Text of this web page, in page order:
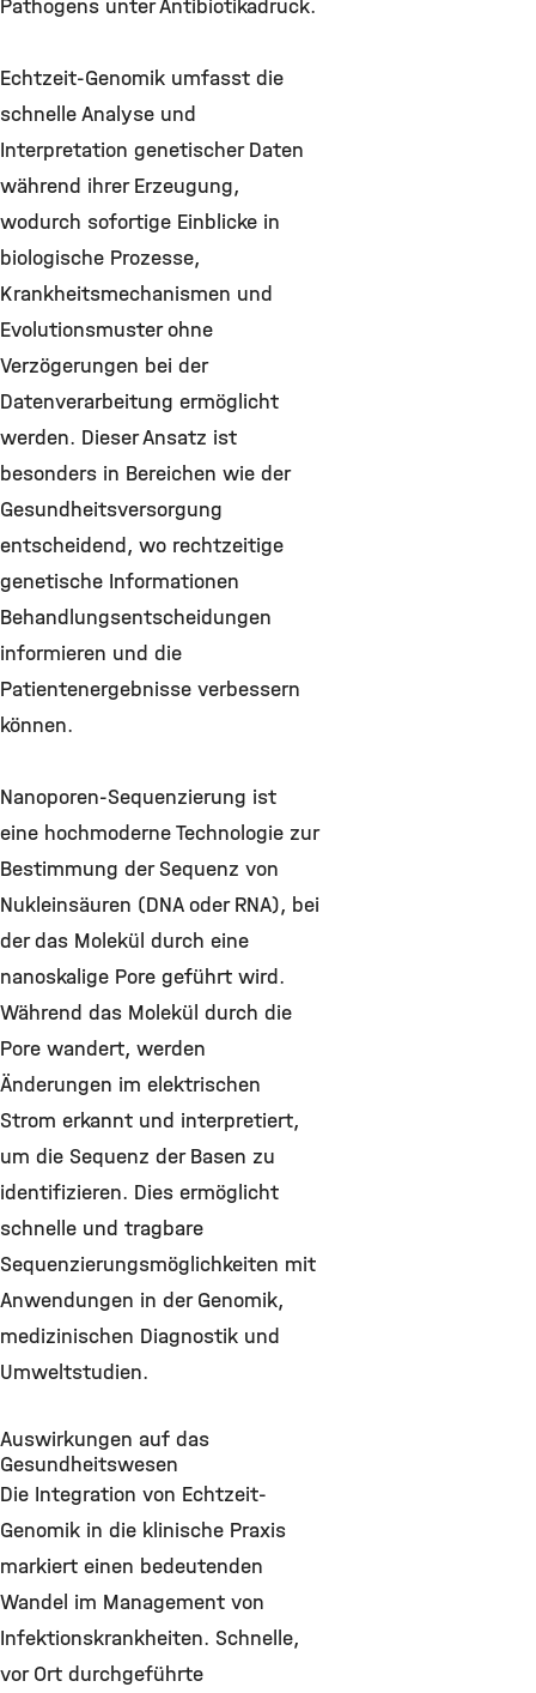
Pathogens unter Antibiotikadruck.
Echtzeit-Genomik umfasst die
schnelle Analyse und
Interpretation genetischer Daten
während ihrer Erzeugung,
wodurch sofortige Einblicke in
biologische Prozesse,
Krankheitsmechanismen und
Evolutionsmuster ohne
Verzögerungen bei der
Datenverarbeitung ermöglicht
werden. Dieser Ansatz ist
besonders in Bereichen wie der
Gesundheitsversorgung
entscheidend, wo rechtzeitige
genetische Informationen
Behandlungsentscheidungen
informieren und die
Patientenergebnisse verbessern
können.
Nanoporen-Sequenzierung ist
eine hochmoderne Technologie zur
Bestimmung der Sequenz von
Nukleinsäuren (DNA oder RNA), bei
der das Molekül durch eine
nanoskalige Pore geführt wird.
Während das Molekül durch die
Pore wandert, werden
Änderungen im elektrischen
Strom erkannt und interpretiert,
um die Sequenz der Basen zu
identifizieren. Dies ermöglicht
schnelle und tragbare
Sequenzierungsmöglichkeiten mit
Anwendungen in der Genomik,
medizinischen Diagnostik und
Umweltstudien.
Auswirkungen auf das
Gesundheitswesen
Die Integration von Echtzeit-
Genomik in die klinische Praxis
markiert einen bedeutenden
Wandel im Management von
Infektionskrankheiten. Schnelle,
vor Ort durchgeführte